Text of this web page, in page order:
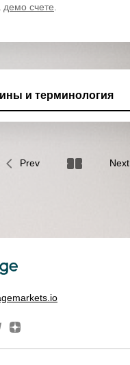
демо счете
и терминология
Prev Next